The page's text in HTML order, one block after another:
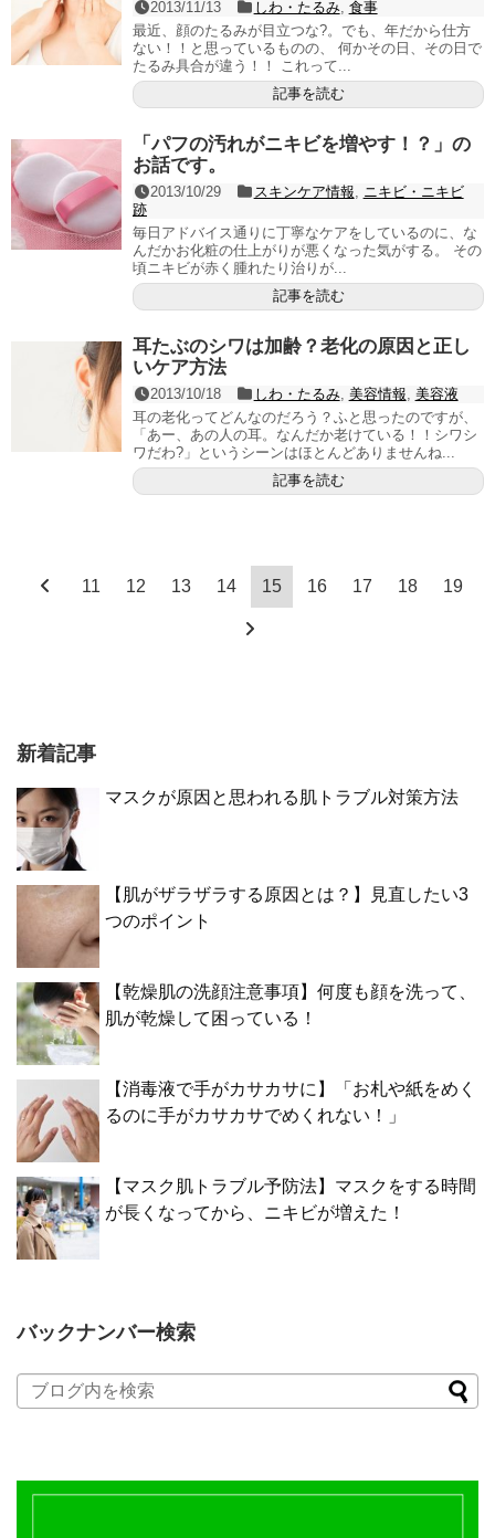
2013/11/13 しわ・たるみ, 食事
最近、顔のたるみが目立つな?。でも、年だから仕方
ない！！と思っているものの、 何かその日、その日で
たるみ具合が違う！！ これって...
記事を読む
「パフの汚れがニキビを増やす！？」の
お話です。
2013/10/29 スキンケア情報, ニキビ・ニキビ
跡
毎日アドバイス通りに丁寧なケアをしているのに、な
んだかお化粧の仕上がりが悪くなった気がする。 その
頃ニキビが赤く腫れたり治りが...
記事を読む
耳たぶのシワは加齢？老化の原因と正し
いケア方法
2013/10/18 しわ・たるみ, 美容情報, 美容液
耳の老化ってどんなのだろう？ふと思ったのですが、
「あー、あの人の耳。なんだか老けている！！シワシ
ワだわ?」というシーンはほとんどありませんね...
記事を読む
11 12 13 14 15 16 17 18 19
新着記事
マスクが原因と思われる肌トラブル対策方法
【肌がザラザラする原因とは？】見直したい3
つのポイント
【乾燥肌の洗顔注意事項】何度も顔を洗って、
肌が乾燥して困っている！
【消毒液で手がカサカサに】「お札や紙をめく
るのに手がカサカサでめくれない！」
【マスク肌トラブル予防法】マスクをする時間
が長くなってから、ニキビが増えた！
バックナンバー検索